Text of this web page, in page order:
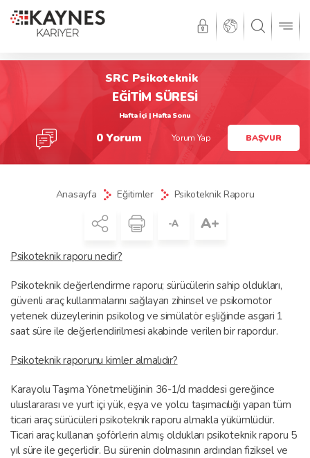
SRC Psikoteknik
EĞİTİM SÜRESİ
Hafta İçi | Hafta Sonu
0 Yorum Yorum Yap BAŞVUR
Anasayfa Eğitimler Psikoteknik Raporu
-A A+
Psikoteknik raporu nedir?
Psikoteknik değerlendirme raporu; sürücülerin sahip oldukları,
güvenli araç kullanmalarını sağlayan zihinsel ve psikomotor
yetenek düzeylerinin psikolog ve simülatör eşliğinde asgari 1
saat süre ile değerlendirilmesi akabinde verilen bir rapordur.
Psikoteknik raporunu kimler almalıdır?
Karayolu Taşıma Yönetmeliğinin 36-1/d maddesi gereğince
uluslararası ve yurt içi yük, eşya ve yolcu taşımacılığı yapan tüm
ticari araç sürücüleri psikoteknik raporu almakla yükümlüdür.
Ticari araç kullanan şoförlerin almış oldukları psikoteknik raporu 5
yıl süre ile geçerlidir. Bu sürenin dolmasının ardından fiziksel ve